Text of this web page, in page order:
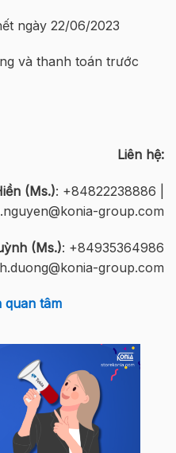
ngày 22/06/2023
và thanh toán trước
Liên hệ:
(Ms.): +84822238886 |
group.com
(Ms.): +84935364986
group.com
quan tâm